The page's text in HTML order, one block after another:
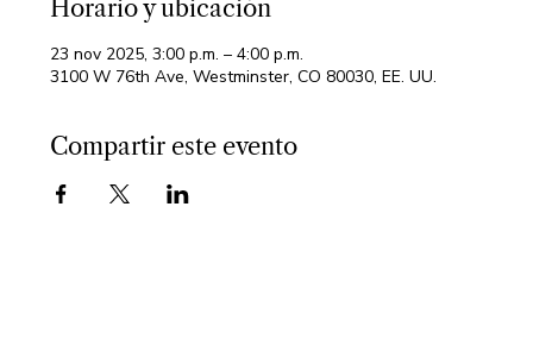
Horario y ubicación
23 nov 2025, 3:00 p.m. – 4:00 p.m.
3100 W 76th Ave, Westminster, CO 80030, EE. UU.
Compartir este evento